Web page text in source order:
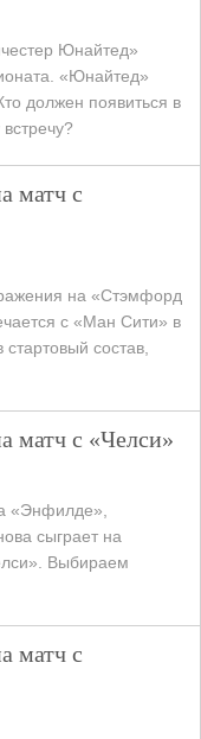
Юнайтед»
«Юнайтед»
должен появиться в
матч с
на «Стэмфорд
с «Ман Сити» в
состав,
матч с «Челси»
«Энфилде»,
сыграет на
Выбираем
матч с